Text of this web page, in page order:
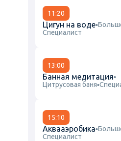
11:20
Цигун на воде
Специалист
13:00
Банная медитация
Цитрусовая баня
15:10
Аквааэробика
Специалист